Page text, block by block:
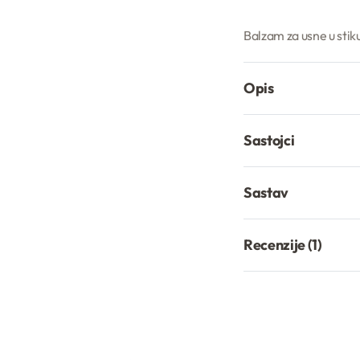
Balzam za usne u
Opis
Sastojci
Sastav
Recenzije (1)